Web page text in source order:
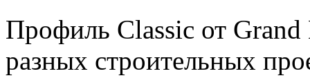
Профиль Classic от Grand
разных строительных